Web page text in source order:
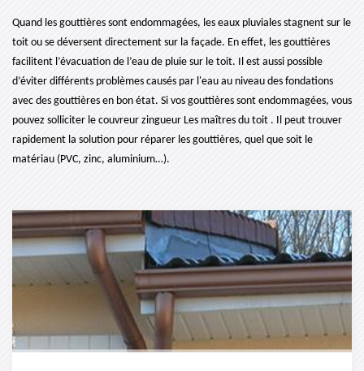
Quand les gouttières sont endommagées, les eaux pluviales stagnent sur le
toit ou se déversent directement sur la façade. En effet, les gouttières
facilitent l’évacuation de l’eau de pluie sur le toit. Il est aussi possible
d’éviter différents problèmes causés par l'eau au niveau des fondations
avec des gouttières en bon état. Si vos gouttières sont endommagées, vous
pouvez solliciter le couvreur zingueur Les maîtres du toit . Il peut trouver
rapidement la solution pour réparer les gouttières, quel que soit le
matériau (PVC, zinc, aluminium…).